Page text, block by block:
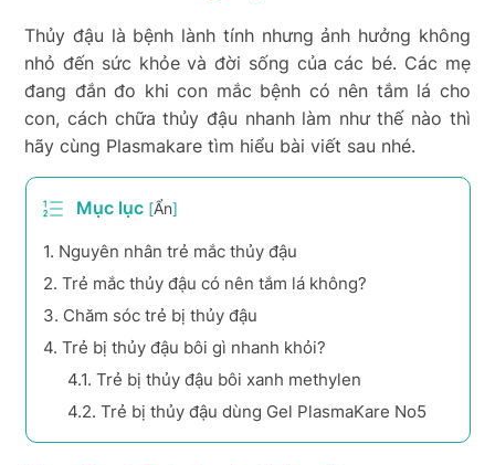
Thủy đậu là bệnh lành tính nhưng ảnh hưởng không
nhỏ đến sức khỏe và đời sống của các bé. Các mẹ
đang đắn đo khi con mắc bệnh có nên tắm lá cho
con, cách chữa thủy đậu nhanh làm như thế nào thì
hãy cùng Plasmakare tìm hiểu bài viết sau nhé.
Mục lục [Ẩn]
1. Nguyên nhân trẻ mắc thủy đậu
2. Trẻ mắc thủy đậu có nên tắm lá không?
3. Chăm sóc trẻ bị thủy đậu
4. Trẻ bị thủy đậu bôi gì nhanh khỏi?
4.1. Trẻ bị thủy đậu bôi xanh methylen
4.2. Trẻ bị thủy đậu dùng Gel PlasmaKare No5